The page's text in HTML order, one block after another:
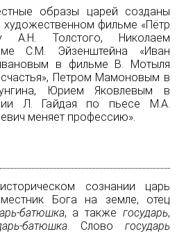
образы царей созданы
фильме «Пётр
А.Н. Толстого, Николаем
С.М. Эйзенштейна «Иван
в фильме В. Мотыля
счастья», Петром Мамоновым в
Юрием Яковлевым в
Л. Гайдая по пьесе М.А.
меняет профессию».
сознании царь
Бога на земле, отец
батюшка, а также государь,
батюшка. Слово государь